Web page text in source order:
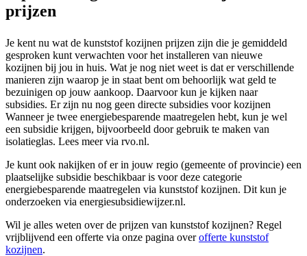
prijzen
Je kent nu wat de kunststof kozijnen prijzen zijn die je gemiddeld
gesproken kunt verwachten voor het installeren van nieuwe
kozijnen bij jou in huis. Wat je nog niet weet is dat er verschillende
manieren zijn waarop je in staat bent om behoorlijk wat geld te
bezuinigen op jouw aankoop. Daarvoor kun je kijken naar
subsidies. Er zijn nu nog geen directe subsidies voor kozijnen
Wanneer je twee energiebesparende maatregelen hebt, kun je wel
een subsidie krijgen, bijvoorbeeld door gebruik te maken van
isolatieglas. Lees meer via rvo.nl.
Je kunt ook nakijken of er in jouw regio (gemeente of provincie) een
plaatselijke subsidie beschikbaar is voor deze categorie
energiebesparende maatregelen via kunststof kozijnen. Dit kun je
onderzoeken via energiesubsidiewijzer.nl.
Wil je alles weten over de prijzen van kunststof kozijnen? Regel
vrijblijvend een offerte via onze pagina overofferte kunststof
kozijnen.